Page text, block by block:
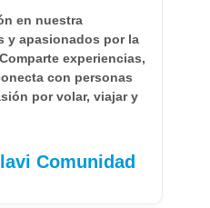
en nuestra
y apasionados por la
experiencias,
con personas
por volar, viajar y
Comunidad